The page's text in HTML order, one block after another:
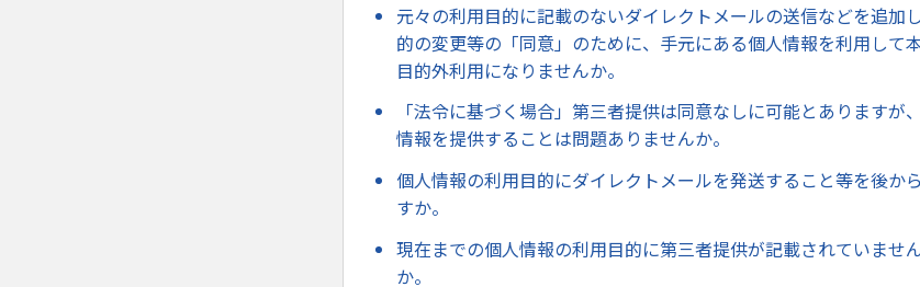
元々の利用目的に記載のないダイレクトメールの送信などを追加
的の変更等の「同意」のために、手元にある個人情報を利用して
目的外利用になりませんか。
「法令に基づく場合」第三者提供は同意なしに可能とありますが
情報を提供することは問題ありませんか。
個人情報の利用目的にダイレクトメールを発送すること等を後か
すか。
現在までの個人情報の利用目的に第三者提供が記載されていませ
か。